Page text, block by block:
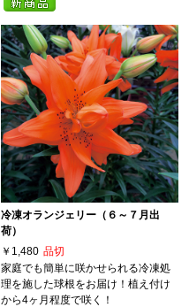
冷凍オランジェリー（６～７月出
荷）
￥1,480 品切
家庭でも簡単に咲かせられる冷凍処
理を施した球根をお届け！植え付け
から4ヶ月程度で咲く！